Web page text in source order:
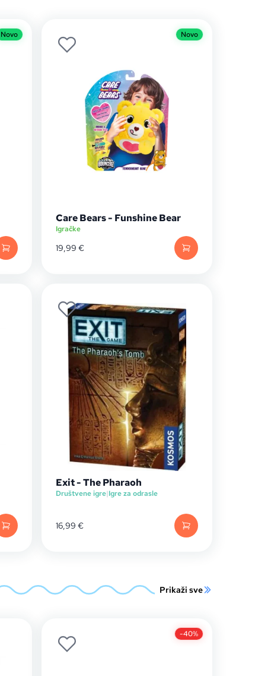
Novo Novo
Care Bears - Funshine Bear
Igračke
19,99 €
Exit - The Pharaoh
Društvene igre|Igre za odrasle
16,99 €
Prikaži sve
-40%